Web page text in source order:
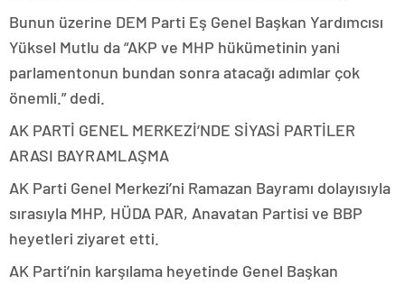
Bunun üzerine DEM Parti Eş Genel Başkan Yardımcısı
Yüksel Mutlu da “AKP ve MHP hükümetinin yani
parlamentonun bundan sonra atacağı adımlar çok
önemli.” dedi.
AK PARTİ GENEL MERKEZİ’NDE SİYASİ PARTİLER
ARASI BAYRAMLAŞMA
AK Parti Genel Merkezi’ni Ramazan Bayramı dolayısıyla
sırasıyla MHP, HÜDA PAR, Anavatan Partisi ve BBP
heyetleri ziyaret etti.
AK Parti’nin karşılama heyetinde Genel Başkan